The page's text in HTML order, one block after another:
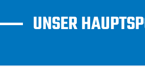
UNSER